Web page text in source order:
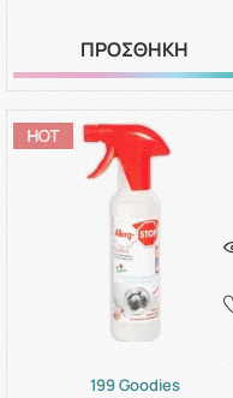
ΠΡΟΣΘΗΚΗ
199 Goodies